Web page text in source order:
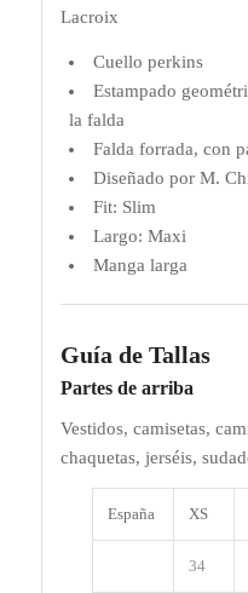
Lacroix
Cuello perkins
Estampado
la falda
Falda forrada, con
Diseñado por M.
Fit: Slim
Largo: Maxi
Manga larga
Guía de Tallas
Partes de arriba
Vestidos, camisetas,
chaquetas, jerséis,
España XS
34